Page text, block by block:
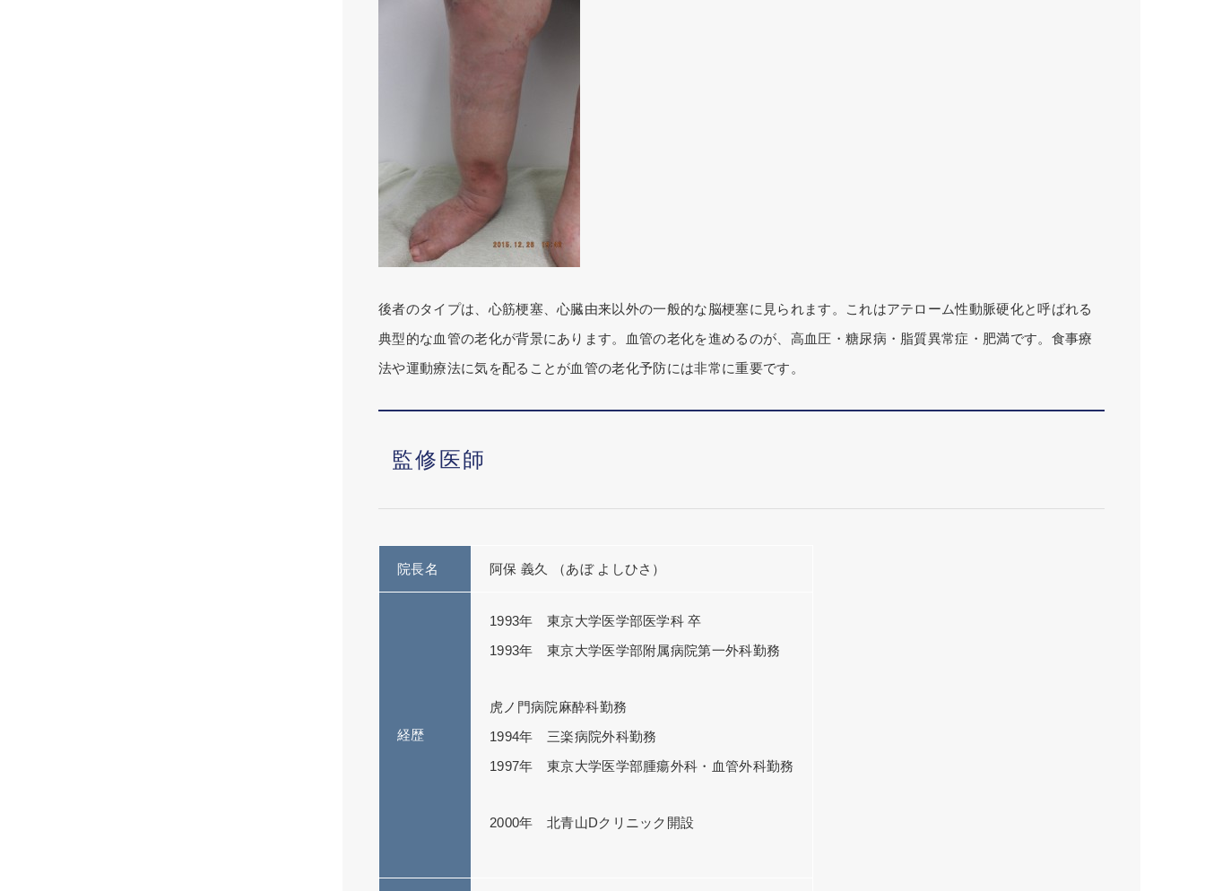
後者のタイプは、心筋梗塞、心臓由来以外の一般的な脳梗塞に見られます。これはアテローム性動脈硬化と呼ばれる
典型的な血管の老化が背景にあります。血管の老化を進めるのが、高血圧・糖尿病・脂質異常症・肥満です。食事療
法や運動療法に気を配ることが血管の老化予防には非常に重要です。
監修医師
院長名 阿保 義久 （あぼ よしひさ）
経歴
1993年 東京大学医学部医学科 卒
1993年 東京大学医学部附属病院第一外科勤務
虎ノ門病院麻酔科勤務
1994年 三楽病院外科勤務
1997年 東京大学医学部腫瘍外科・血管外科勤務
2000年 北青山Dクリニック開設